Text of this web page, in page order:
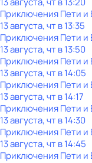
Приключения Пети и
13 августа, чт в 13:35
Приключения Пети и
13 августа, чт в 13:50
Приключения Пети и
13 августа, чт в 14:05
Приключения Пети и
13 августа, чт в 14:17
Приключения Пети и
13 августа, чт в 14:30
Приключения Пети и
13 августа, чт в 14:45
Приключения Пети и